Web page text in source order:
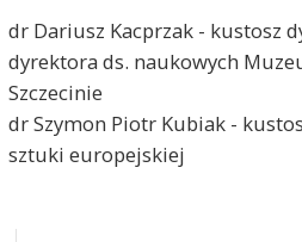
dr Dariusz Kacprzak - kustosz
dyrektora ds. naukowych
Szczecinie
dr Szymon Piotr Kubiak -
sztuki europejskiej